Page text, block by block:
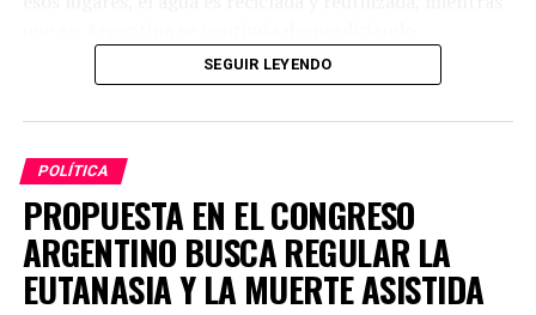
demandan respuestas efectivas frente a la violencia de
En este contexto, el proyecto enfatiza que combatir la
impunidad no solo implica sancionar a los autores
directos de femicidios, sino también erradicar
normativas que puedan obstaculizar las investigaciones
o favorecer la falta de justicia.
especialmente en actividades como el lavado de
vehículos, donde se pierden miles de litros a diario.
SEGUIR LEYENDO
POLÍTICA
PROPUESTA EN EL CONGRESO
ARGENTINO BUSCA REGULAR LA
EUTANASIA Y LA MUERTE ASISTIDA